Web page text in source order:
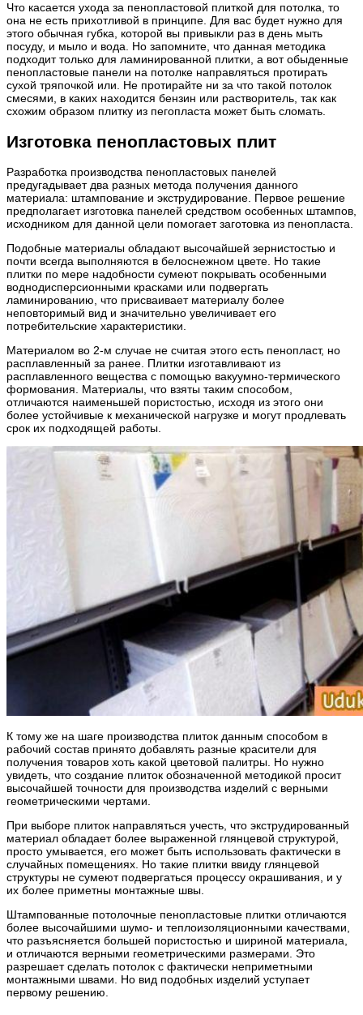
Что касается ухода за пенопластовой плиткой для потолка, то
она не есть прихотливой в принципе. Для вас будет нужно для
этого обычная губка, которой вы привыкли раз в день мыть
посуду, и мыло и вода. Но запомните, что данная методика
подходит только для ламинированной плитки, а вот обыденные
пенопластовые панели на потолке направляться протирать
сухой тряпочкой или. Не протирайте ни за что такой потолок
смесями, в каких находится бензин или растворитель, так как
схожим образом плитку из пегопласта может быть сломать.
Изготовка пенопластовых плит
Разработка производства пенопластовых панелей
предугадывает два разных метода получения данного
материала: штампование и экструдирование. Первое решение
предполагает изготовка панелей средством особенных штампов,
исходником для данной цели помогает заготовка из пенопласта.
Подобные материалы обладают высочайшей зернистостью и
почти всегда выполняются в белоснежном цвете. Но такие
плитки по мере надобности сумеют покрывать особенными
воднодисперсионными красками или подвергать
ламинированию, что присваивает материалу более
неповторимый вид и значительно увеличивает его
потребительские характеристики.
Материалом во 2-м случае не считая этого есть пенопласт, но
расплавленный за ранее. Плитки изготавливают из
расплавленного вещества с помощью вакуумно-термического
формования. Материалы, что взяты таким способом,
отличаются наименьшей пористостью, исходя из этого они
более устойчивые к механической нагрузке и могут продлевать
срок их подходящей работы.
К тому же на шаге производства плиток данным способом в
рабочий состав принято добавлять разные красители для
получения товаров хоть какой цветовой палитры. Но нужно
увидеть, что создание плиток обозначенной методикой просит
высочайшей точности для производства изделий с верными
геометрическими чертами.
При выборе плиток направляться учесть, что экструдированный
материал обладает более выраженной глянцевой структурой,
просто умывается, его может быть использовать фактически в
случайных помещениях. Но такие плитки ввиду глянцевой
структуры не сумеют подвергаться процессу окрашивания, и у
их более приметны монтажные швы.
Штампованные потолочные пенопластовые плитки отличаются
более высочайшими шумо- и теплоизоляционными качествами,
что разъясняется большей пористостью и шириной материала,
и отличаются верными геометрическими размерами. Это
разрешает сделать потолок с фактически неприметными
монтажными швами. Но вид подобных изделий уступает
первому решению.